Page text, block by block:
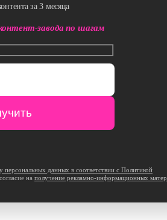
за 3 месяца
завода по шагам
персональных данных в соответствии с Политикой
на получение рекламно-информационных